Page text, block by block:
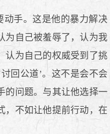
手。这是他的暴力解决
为自己被羞辱了，认为我
认为自己的权威受到了挑
回公道’。这不是会不会
的问题。与其让他选择一
，不如让他提前行动，在